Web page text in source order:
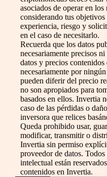
asociados de operar en
considerando tus
experiencia, riesgo y
en el caso de necesitarlo.
Recuerda que los datos
necesariamente precisos
datos y precios
necesariamente por
pueden diferir del precio
no son apropiados para
basados en ellos. Invertia
caso de las pérdidas o
inversora que relices
Queda prohibido usar,
modificar, transmitir o
Invertia sin permiso
proveedor de datos.
intelectual están
contenidos en Invertia.